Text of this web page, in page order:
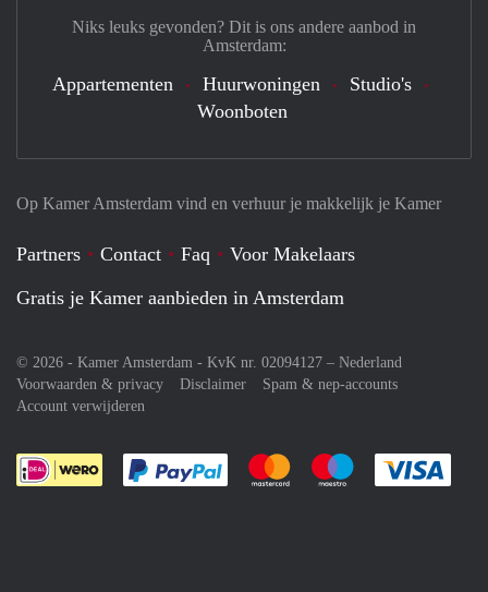
Op Kamer Amsterdam vind en verhuur je makkelijk je Kamer
Partners Contact Faq
Voor Makelaars
Gratis je Kamer aanbieden in Amsterdam
© 2026 - Kamer Amsterdam - KvK nr. 02094127 – Nederland
Voorwaarden & privacy
Disclaimer
Spam & nep-accounts
Account verwijderen
Je rekent gemakkelijk af met Paypal
Je rekent gemakkelijk af met
Je rekent
Niks leuks gevonden? Dit is ons andere aanbod in
Amsterdam:
Appartementen Huurwoningen
Studio's
Woonboten